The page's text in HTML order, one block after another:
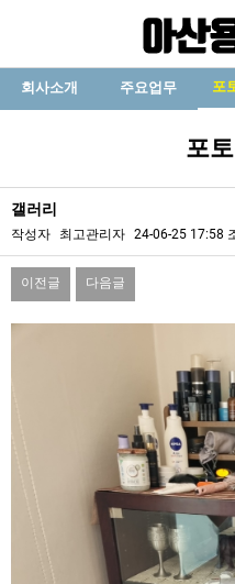
회사소개 주요업무 포
포
갤러리
작성자 최고관리자 24-06-25 17:58
이전글 다음글